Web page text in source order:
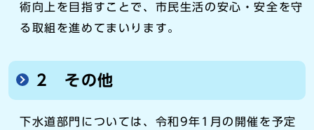
術向上を目指すことで、市民生活の安心・安全を守
る取組を進めてまいります。
2 その他
下水道部門については、令和9年1月の開催を予定